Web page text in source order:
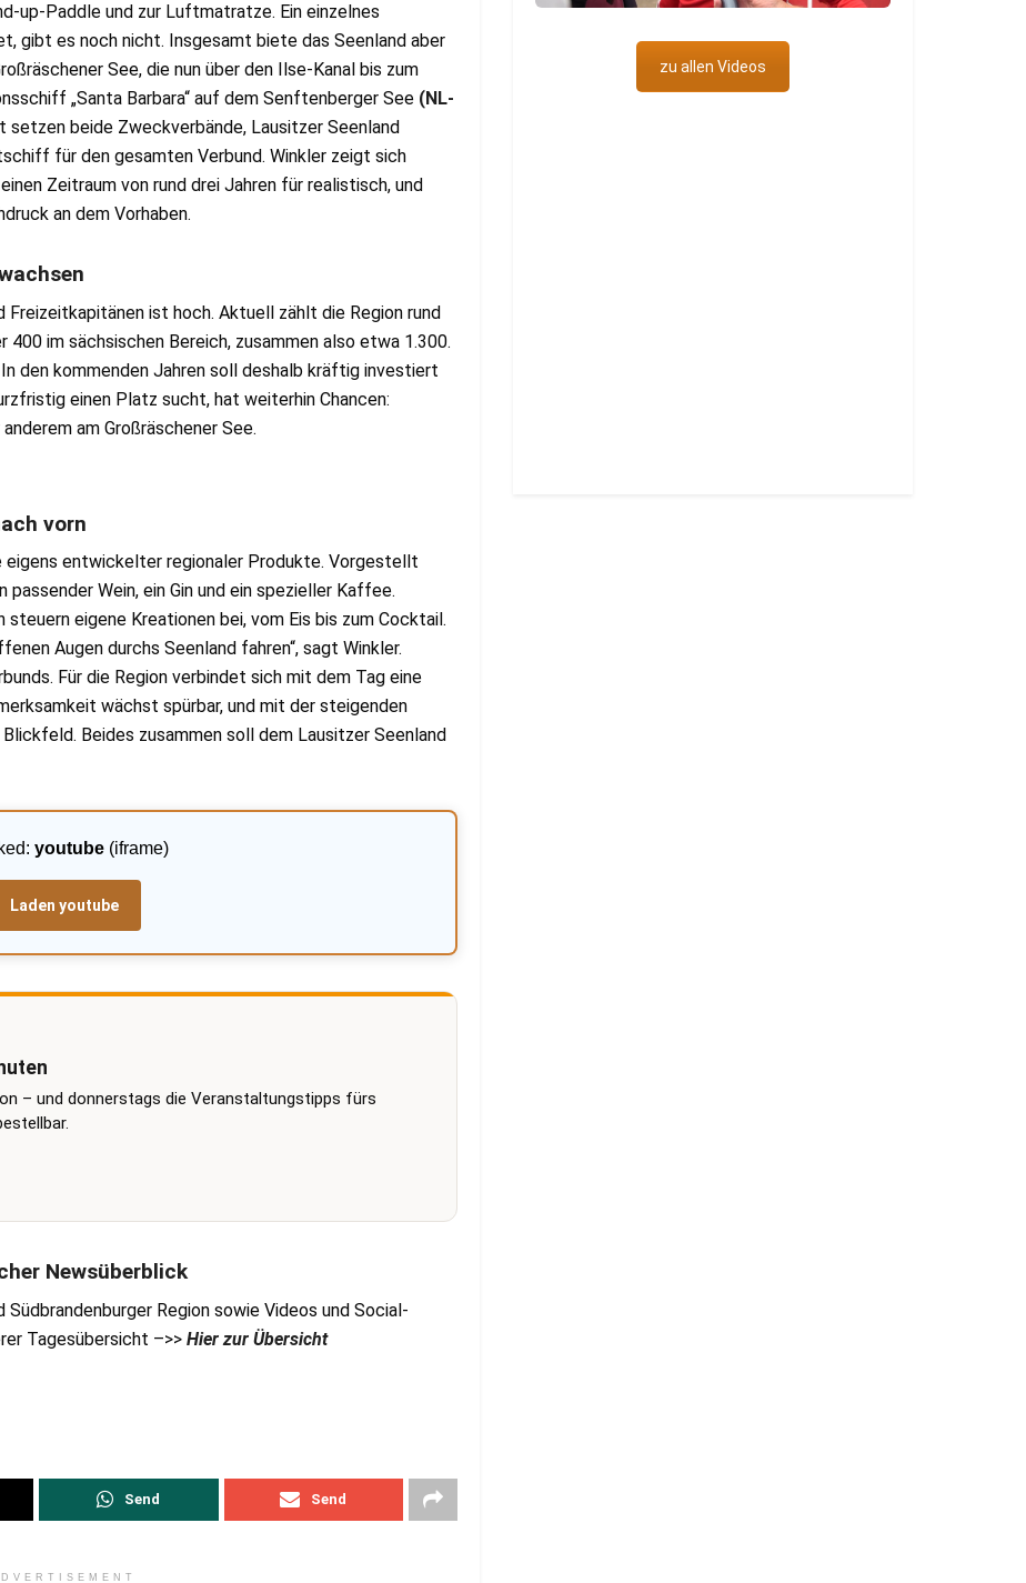
up-Paddle und zur Luftmatratze. Ein einzelnes
gibt es noch nicht. Insgesamt biete das Seenland aber
See, die nun über den Ilse-Kanal bis zum
„Santa Barbara“ auf dem Senftenberger See (NL-
setzen beide Zweckverbände, Lausitzer Seenland
für den gesamten Verbund. Winkler zeigt sich
Zeitraum von rund drei Jahren für realistisch, und
an dem Vorhaben.
Freizeitkapitänen ist hoch. Aktuell zählt die Region rund
im sächsischen Bereich, zusammen also etwa 1.300.
den kommenden Jahren soll deshalb kräftig investiert
einen Platz sucht, hat weiterhin Chancen:
am Großräschener See.
vorn
eigens entwickelter regionaler Produkte. Vorgestellt
Wein, ein Gin und ein spezieller Kaffee.
steuern eigene Kreationen bei, vom Eis bis zum Cocktail.
Augen durchs Seenland fahren“, sagt Winkler.
Für die Region verbindet sich mit dem Tag eine
wächst spürbar, und mit der steigenden
Beides zusammen soll dem Lausitzer Seenland
youtube(iframe)
Laden youtube
– und donnerstags die Veranstaltungstipps fürs
Newsüberblick
Region sowie Videos und Social-
Tagesübersicht –>> Hier zur Übersicht
Send Send
zu allen Videos